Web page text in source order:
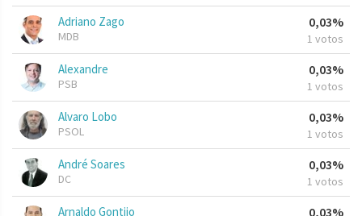
Adriano Zago
MDB
0,03%
1 votos
Alexandre
PSB
0,03%
1 votos
Alvaro Lobo
PSOL
0,03%
1 votos
André Soares
DC
0,03%
1 votos
Arnaldo Gontijo 0,03%